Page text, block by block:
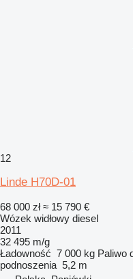
12
Linde H70D-01
68 000 zł ≈ 15 790 €
Wózek widłowy diesel
2011
32 495 m/g
Ładowność 7 000 kg Paliwo
podnoszenia 5,2 m